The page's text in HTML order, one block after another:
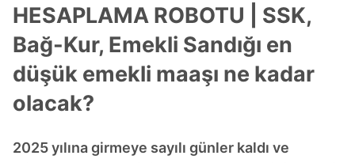
HESAPLAMA ROBOTU | SSK,
Bağ-Kur, Emekli Sandığı en
düşük emekli maaşı ne kadar
olacak?
2025 yılına girmeye sayılı günler kaldı ve